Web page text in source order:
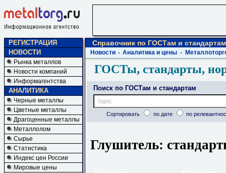
РЕГИСТРАЦИЯ
НОВОСТИ
Рынка металлов
Новости компаний
Информагентства
АНАЛИТИКА
Черные металлы
Цветные металлы
Драгоценные металлы
Металлолом
Сырье
Статистика
Индекс цен России
Мировые цены
Справочник по ГОСТам и стандартам
Новости Аналитика и цены
ГОСТы, стандарты,
Поиск по ГОСТам и стандартам
Сортировать по дате по
Глушитель: